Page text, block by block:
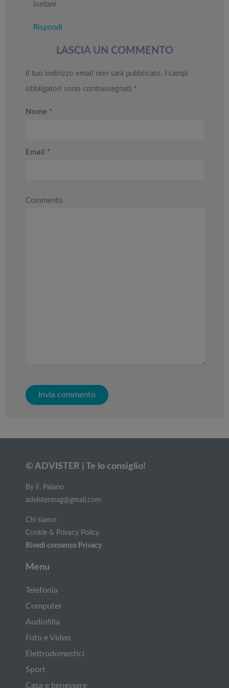
Up Paddle
lontani
Rispondi
LASCIA UN COMMENTO
Il tuo indirizzo email non sarà pubblicato.
I campi
obbligatori sono contrassegnati *
Nome *
Email *
Commento
© ADVISTER | Te lo consiglio!
By F. Paiano
advistermag@gmail.com
Chi siamo
Cookie & Privacy Policy
Rivedi consenso Privacy
Menu
Telefonia
Computer
Audiofilia
Foto e Video
Elettrodomestici
Sport
Casa e benessere